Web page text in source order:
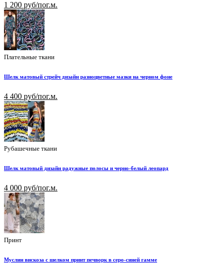
1 200 руб/пог.м.
Плательные ткани
Шелк матовый стрейч дизайн разноцветные мазки на черном фоне
4 400 руб/пог.м.
Рубашечные ткани
Шелк матовый дизайн радужные полосы и черно-белый леопард
4 000 руб/пог.м.
Принт
Муслин вискоза с шелком принт печворк в серо-синей гамме